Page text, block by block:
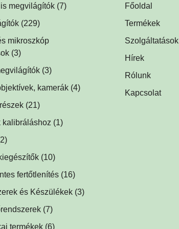
megvilágítók (7)
dóm megvilágítók
háttérvilágítók
(229)
(1)
(1)
(1)
(2)
(5)
(1)
(1)
(2)
(2)
mikroszkóp
(3)
(3)
fluoreszcens
kamerák (4)
(21)
(1)
prizmák
(5)
kalibráláshoz (1)
(10)
(1)
(1)
adapterek (1)
fertőtlenítés (16)
réz fólia
(12)
(3)
és Készülékek (3)
(7)
termékek (6)
Főoldal
Termékek
Szolgáltatások
Hírek
Rólunk
Kapcsolat